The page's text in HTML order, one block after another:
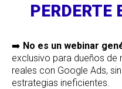
PERDERTE
➡️ No es un webinar
exclusivo para dueños de
reales con Google Ads,
estrategias ineficientes.